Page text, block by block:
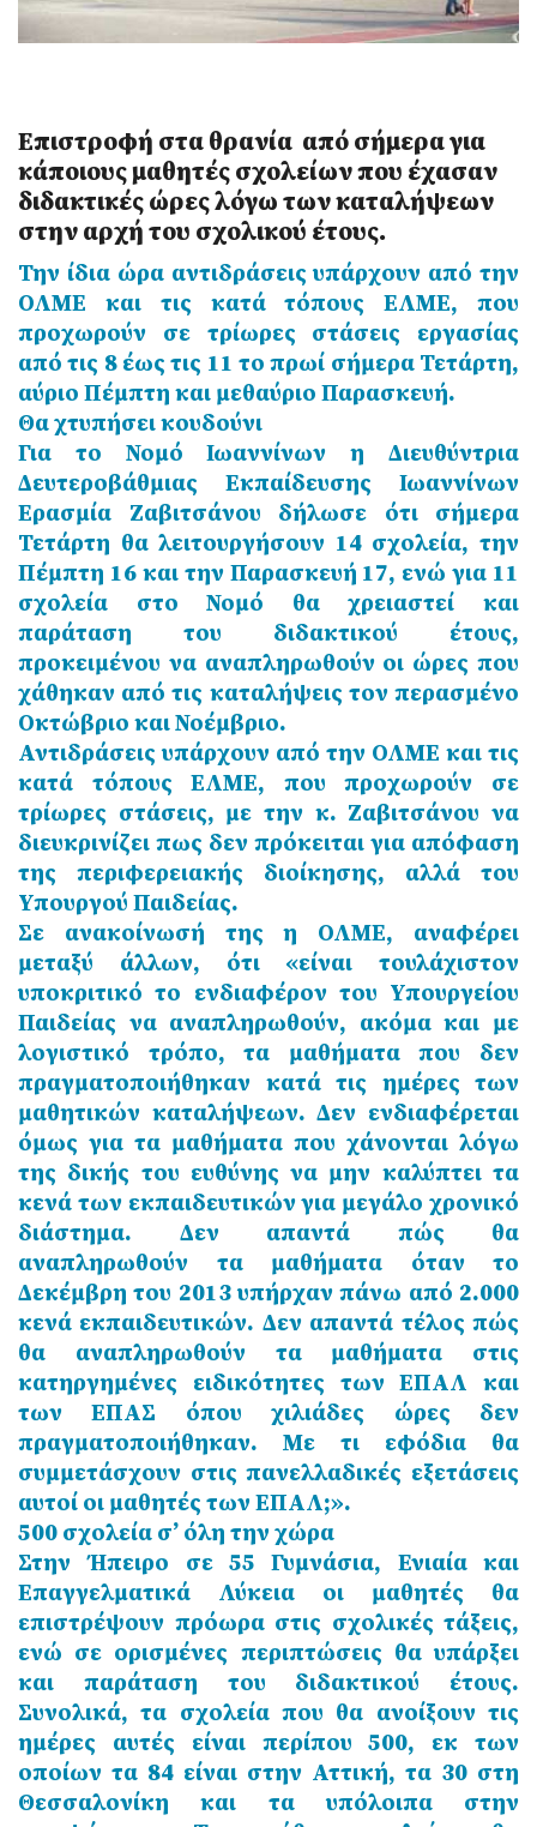
Επιστροφή στα θρανία από σήμερα για
κάποιους μαθητές σχολείων που έχασαν
διδακτικές ώρες λόγω των καταλήψεων
στην αρχή του σχολικού έτους.
Την ίδια ώρα αντιδράσεις υπάρχουν από την
ΟΛΜΕ και τις κατά τόπους ΕΛΜΕ, που
προχωρούν σε τρίωρες στάσεις εργασίας
από τις 8 έως τις 11 το πρωί σήμερα Τετάρτη,
αύριο Πέμπτη και μεθαύριο Παρασκευή.
Θα χτυπήσει κουδούνι
Για το Νομό Ιωαννίνων η Διευθύντρια
Δευτεροβάθμιας Εκπαίδευσης Ιωαννίνων
Ερασμία Ζαβιτσάνου δήλωσε ότι σήμερα
Τετάρτη θα λειτουργήσουν 14 σχολεία, την
Πέμπτη 16 και την Παρασκευή 17, ενώ για 11
σχολεία στο Νομό θα χρειαστεί και
παράταση του διδακτικού έτους,
προκειμένου να αναπληρωθούν οι ώρες που
χάθηκαν από τις καταλήψεις τον περασμένο
Οκτώβριο και Νοέμβριο.
Αντιδράσεις υπάρχουν από την ΟΛΜΕ και τις
κατά τόπους ΕΛΜΕ, που προχωρούν σε
τρίωρες στάσεις, με την κ. Ζαβιτσάνου να
διευκρινίζει πως δεν πρόκειται για απόφαση
της περιφερειακής διοίκησης, αλλά του
Υπουργού Παιδείας.
Σε ανακοίνωσή της η ΟΛΜΕ, αναφέρει
μεταξύ άλλων, ότι «είναι τουλάχιστον
υποκριτικό το ενδιαφέρον του Υπουργείου
Παιδείας να αναπληρωθούν, ακόμα και με
λογιστικό τρόπο, τα μαθήματα που δεν
πραγματοποιήθηκαν κατά τις ημέρες των
μαθητικών καταλήψεων. Δεν ενδιαφέρεται
όμως για τα μαθήματα που χάνονται λόγω
της δικής του ευθύνης να μην καλύπτει τα
κενά των εκπαιδευτικών για μεγάλο χρονικό
διάστημα. Δεν απαντά πώς θα
αναπληρωθούν τα μαθήματα όταν το
Δεκέμβρη του 2013 υπήρχαν πάνω από 2.000
κενά εκπαιδευτικών. Δεν απαντά τέλος πώς
θα αναπληρωθούν τα μαθήματα στις
κατηργημένες ειδικότητες των ΕΠΑΛ και
των ΕΠΑΣ όπου χιλιάδες ώρες δεν
πραγματοποιήθηκαν. Με τι εφόδια θα
συμμετάσχουν στις πανελλαδικές εξετάσεις
αυτοί οι μαθητές των ΕΠΑΛ;».
500 σχολεία σ’ όλη την χώρα
Στην Ήπειρο σε 55 Γυμνάσια, Ενιαία και
Επαγγελματικά Λύκεια οι μαθητές θα
επιστρέψουν πρόωρα στις σχολικές τάξεις,
ενώ σε ορισμένες περιπτώσεις θα υπάρξει
και παράταση του διδακτικού έτους.
Συνολικά, τα σχολεία που θα ανοίξουν τις
ημέρες αυτές είναι περίπου 500, εκ των
οποίων τα 84 είναι στην Αττική, τα 30 στη
Θεσσαλονίκη και τα υπόλοιπα στην